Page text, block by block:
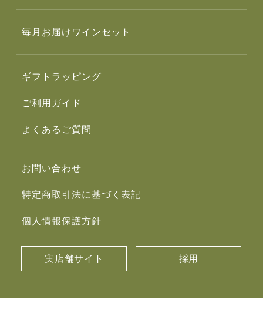
毎月お届けワインセット
ギフトラッピング
ご利用ガイド
よくあるご質問
お問い合わせ
特定商取引法に基づく表記
個人情報保護方針
実店舗サイト 採用